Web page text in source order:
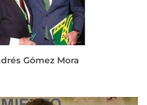
Gómez Mora